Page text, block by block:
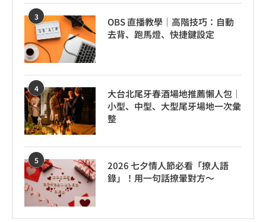
3
OBS 直播教學｜高階技巧：自動
去背、跑馬燈、快捷鍵設定
4
大台北尾牙春酒場地推薦懶人包｜
小型、中型、大型尾牙場地一次彙
整
5
2026 七夕情人節必看「撩人語
錄」！用一句話撩暈對方～